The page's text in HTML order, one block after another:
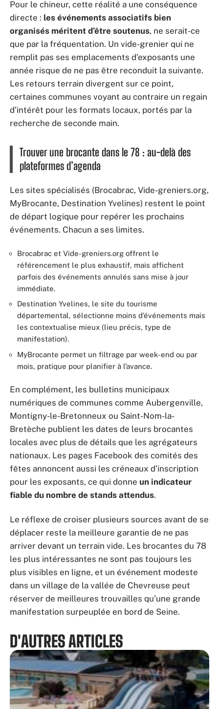
Pour le chineur, cette réalité a une conséquence
directe : les événements associatifs bien
organisés méritent d’être soutenus, ne serait-ce
que par la fréquentation. Un vide-grenier qui ne
remplit pas ses emplacements d’exposants une
année risque de ne pas être reconduit la suivante.
Les retours terrain divergent sur ce point,
certaines communes voyant au contraire un regain
d’intérêt pour les formats locaux, portés par la
recherche de seconde main.
Trouver une brocante dans le 78 : au-delà des
plateformes d’agenda
Les sites spécialisés (Brocabrac, Vide-greniers.org,
MyBrocante, Destination Yvelines) restent le point
de départ logique pour repérer les prochains
événements. Chacun a ses limites.
Brocabrac et Vide-greniers.org offrent le
référencement le plus exhaustif, mais affichent
parfois des événements annulés sans mise à jour
immédiate.
Destination Yvelines, le site du tourisme
départemental, sélectionne moins d’événements mais
les contextualise mieux (lieu précis, type de
manifestation).
MyBrocante permet un filtrage par week-end ou par
mois, pratique pour planifier à l’avance.
En complément, les bulletins municipaux
numériques de communes comme Aubergenville,
Montigny-le-Bretonneux ou Saint-Nom-la-
Bretèche publient les dates de leurs brocantes
locales avec plus de détails que les agrégateurs
nationaux. Les pages Facebook des comités des
fêtes annoncent aussi les créneaux d’inscription
pour les exposants, ce qui donne un indicateur
fiable du nombre de stands attendus.
Le réflexe de croiser plusieurs sources avant de se
déplacer reste la meilleure garantie de ne pas
arriver devant un terrain vide. Les brocantes du 78
les plus intéressantes ne sont pas toujours les
plus visibles en ligne, et un événement modeste
dans un village de la vallée de Chevreuse peut
réserver de meilleures trouvailles qu’une grande
manifestation surpeuplée en bord de Seine.
D'AUTRES ARTICLES